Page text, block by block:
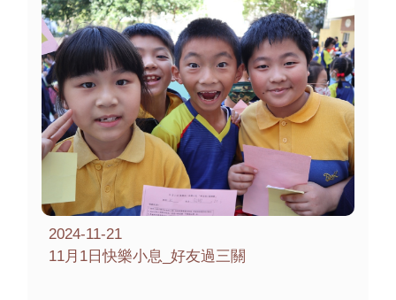
2024-11-21
11月1日快樂小息_好友過三關